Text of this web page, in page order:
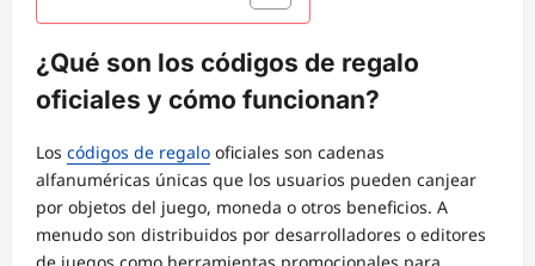
¿Qué son los códigos de regalo
oficiales y cómo funcionan?
Los códigos de regalo oficiales son cadenas
alfanuméricas únicas que los usuarios pueden canjear
por objetos del juego, moneda o otros beneficios. A
menudo son distribuidos por desarrolladores o editores